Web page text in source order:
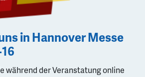
in Hannover Messe
während der Veranstatung online